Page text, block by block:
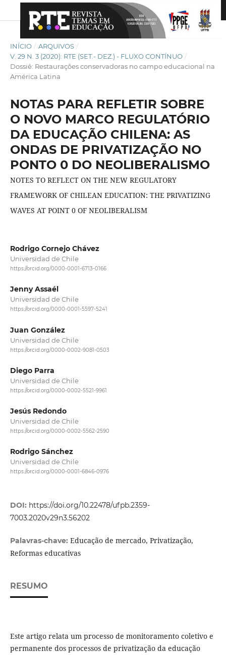
INÍCIO / ARQUIVOS /
V. 29 N. 3 (2020): RTE (SET.- DEZ.) - FLUXO CONTÍNUO /
Dossiê: Restaurações conservadoras no campo educacional na
América Latina
NOTAS PARA REFLETIR SOBRE
O NOVO MARCO REGULATÓRIO
DA EDUCAÇÃO CHILENA: AS
ONDAS DE PRIVATIZAÇÃO NO
PONTO 0 DO NEOLIBERALISMO
NOTES TO REFLECT ON THE NEW REGULATORY
FRAMEWORK OF CHILEAN EDUCATION: THE PRIVATIZING
WAVES AT POINT 0 OF NEOLIBERALISM
Rodrigo Cornejo Chávez
Universidad de Chile
https://orcid.org/0000-0001-6713-0166
Jenny Assaél
Universidad de Chile
https://orcid.org/0000-0001-5597-5241
Juan González
Universidad de Chile
https://orcid.org/0000-0002-9081-0503
Diego Parra
Universidad de Chile
https://orcid.org/0000-0002-5521-9961
Jesús Redondo
Universidad de Chile
https://orcid.org/0000-0002-5562-2590
Rodrigo Sánchez
Universidad de Chile
https://orcid.org/0000-0001-6846-0976
DOI: https://doi.org/10.22478/ufpb.2359-
7003.2020v29n3.56202
Palavras-chave: Educação de mercado, Privatização,
Reformas educativas
RESUMO
Este artigo relata um processo de monitoramento coletivo e
permanente dos processos de privatização da educação